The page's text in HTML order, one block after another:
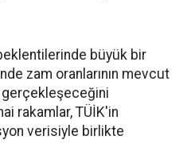
büyük bir
zam oranlarının mevcut
gerçekleşeceğini
rakamlar, TÜİK'in
verisiyle birlikte